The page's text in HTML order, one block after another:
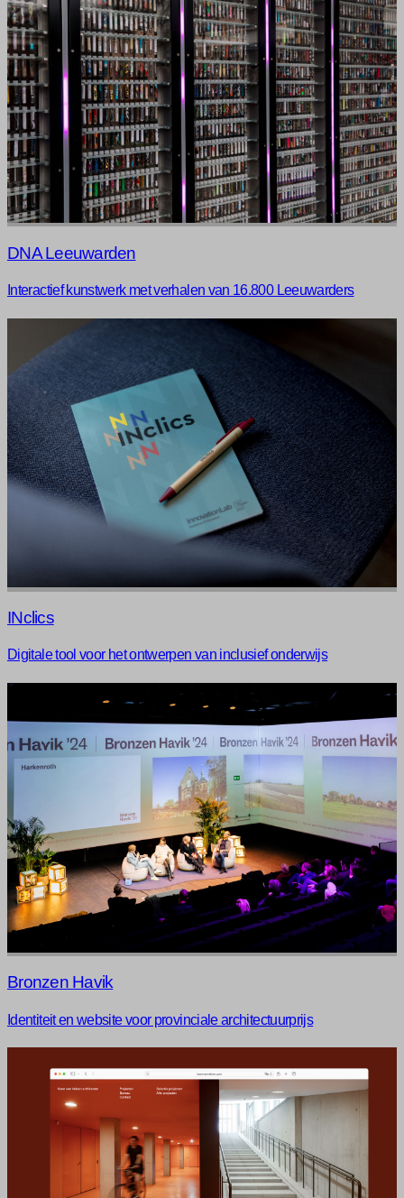
DNA Leeuwarden
Interactief kunstwerk met verhalen van 16.800 Leeuwarders
INclics
Digitale tool voor het ontwerpen van inclusief onderwijs
Bronzen Havik
Identiteit en website voor provinciale architectuurprijs